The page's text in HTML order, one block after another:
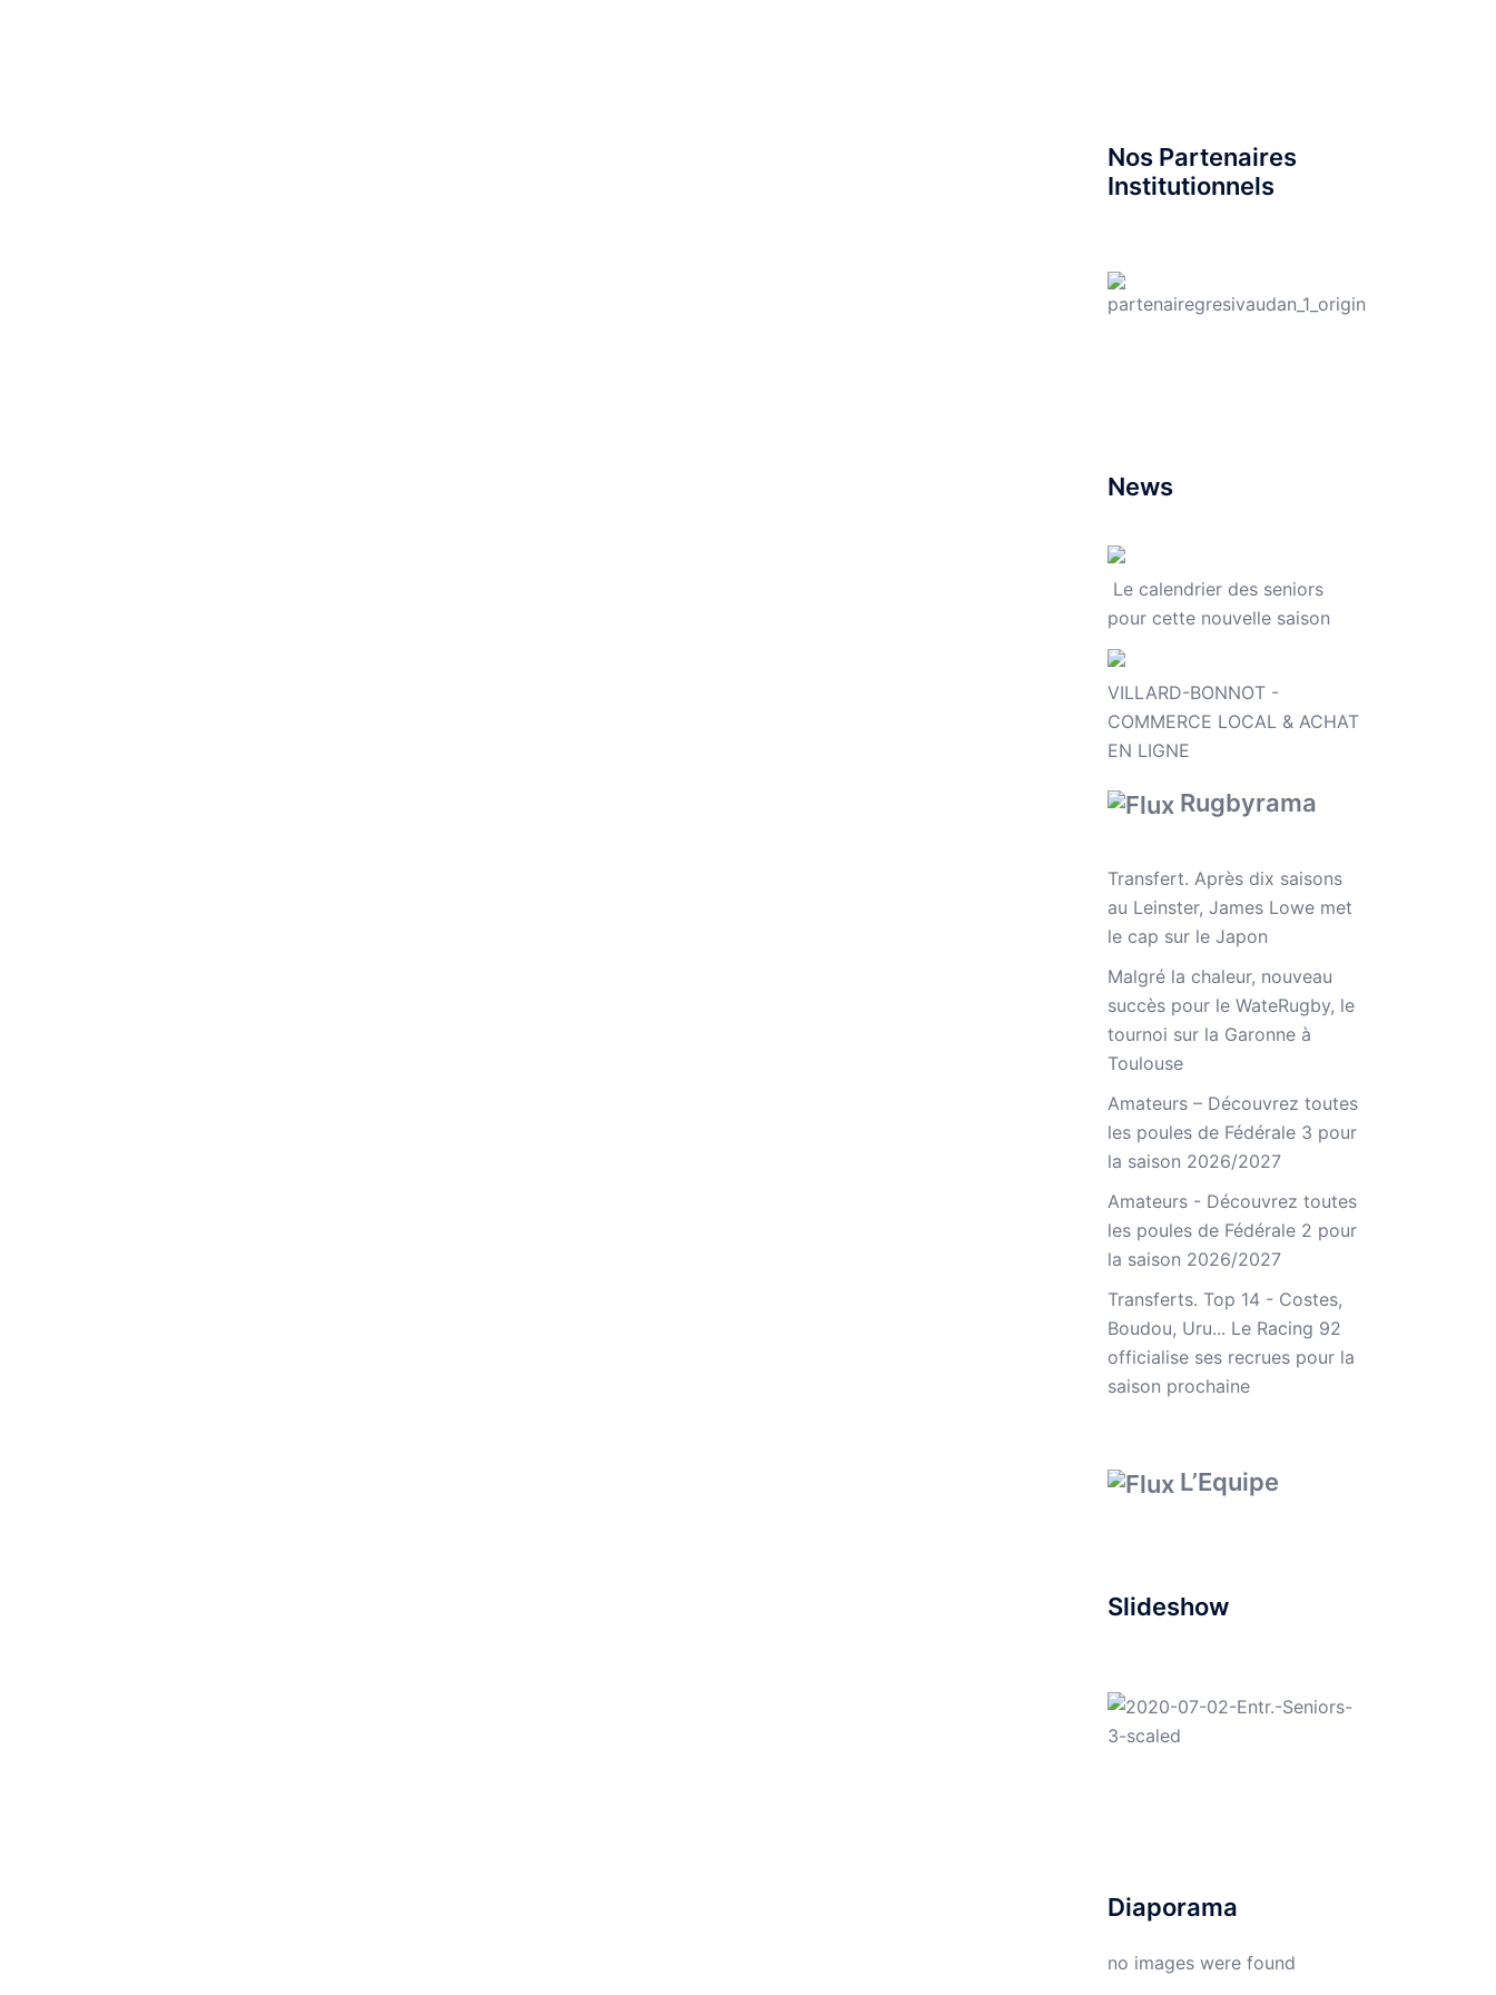
Nos Partenaires
Institutionnels
News
Le calendrier des seniors
pour cette nouvelle saison
VILLARD-BONNOT -
COMMERCE LOCAL & ACHAT
EN LIGNE
Rugbyrama
Transfert. Après dix saisons
au Leinster, James Lowe met
le cap sur le Japon
Malgré la chaleur, nouveau
succès pour le WateRugby, le
tournoi sur la Garonne à
Toulouse
Amateurs – Découvrez toutes
les poules de Fédérale 3 pour
la saison 2026/2027
Amateurs - Découvrez toutes
les poules de Fédérale 2 pour
la saison 2026/2027
Transferts. Top 14 - Costes,
Boudou, Uru... Le Racing 92
officialise ses recrues pour la
saison prochaine
L’Equipe
Slideshow
Diaporama
no images were found